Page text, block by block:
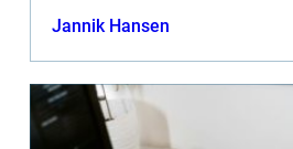
Jannik Hansen